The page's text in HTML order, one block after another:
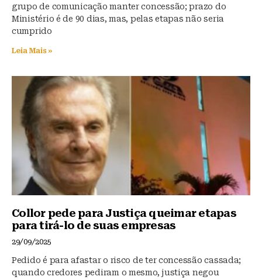
grupo de comunicação manter concessão; prazo do
Ministério é de 90 dias, mas, pelas etapas não seria
cumprido
Leia Mais »
Collor pede para Justiça queimar etapas
para tirá-lo de suas empresas
29/09/2025
Pedido é para afastar o risco de ter concessão cassada;
quando credores pediram o mesmo, justiça negou